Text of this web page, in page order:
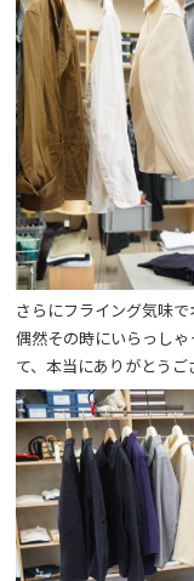
さらにフライング気味で
偶然その時にいらっし
て、本当にありがとうご